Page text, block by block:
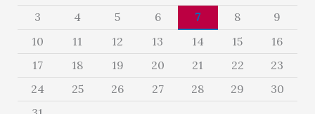
3
4 5 6 7 8
9
10
11 12 13 14 15
16
17
18 19 20 21 22
23
24
25 26 27 28 29
30